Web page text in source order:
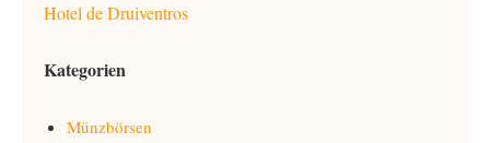
Hotel de Druiventros
Kategorien
Münzbörsen